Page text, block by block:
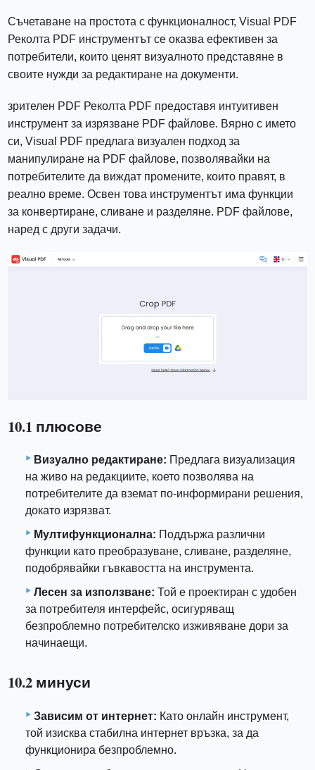
Съчетаване на простота с функционалност, Visual PDF
Реколта PDF инструментът се оказва ефективен за
потребители, които ценят визуалното представяне в
своите нужди за редактиране на документи.
зрителен PDF Реколта PDF предоставя интуитивен
инструмент за изрязване PDF файлове. Вярно с името
си, Visual PDF предлага визуален подход за
манипулиране на PDF файлове, позволявайки на
потребителите да виждат промените, които правят, в
реално време. Освен това инструментът има функции
за конвертиране, сливане и разделяне. PDF файлове,
наред с други задачи.
10.1 плюсове
Визуално редактиране: Предлага визуализация
на живо на редакциите, което позволява на
потребителите да вземат по-информирани решения,
докато изрязват.
Мултифункционална: Поддържа различни
функции като преобразуване, сливане, разделяне,
подобрявайки гъвкавостта на инструмента.
Лесен за използване: Той е проектиран с удобен
за потребителя интерфейс, осигуряващ
безпроблемно потребителско изживяване дори за
начинаещи.
10.2 минуси
Зависим от интернет: Като онлайн инструмент,
той изисква стабилна интернет връзка, за да
функционира безпроблемно.